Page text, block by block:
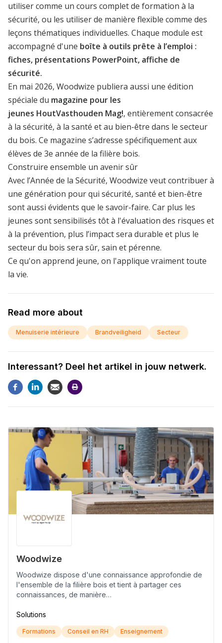
utiliser comme un cours complet de formation à la
sécurité, ou les utiliser de manière flexible comme des
leçons thématiques individuelles. Chaque module est
accompagné d'une boîte à outils prête à l’emploi :
fiches, présentations PowerPoint, affiche de
sécurité.
En mai 2026, Woodwize publiera aussi une édition
spéciale du magazine pour les
jeunes HoutVasthouden Mag!, entièrement consacrée
à la sécurité, à la santé et au bien-être dans le secteur
du bois. Ce magazine s’adresse spécifiquement aux
élèves de 3e année de la filière bois.
Construire ensemble un avenir sûr
Avec l’Année de la Sécurité, Woodwize veut contribuer à
une génération pour qui sécurité, santé et bien-être
sont aussi évidents que le savoir-faire. Car plus les
jeunes sont sensibilisés tôt à l'évaluation des risques et
à la prévention, plus l’impact sera durable et plus le
secteur du bois sera sûr, sain et pérenne.
Ce qu'on apprend jeune, on l'applique vraiment toute
la vie.
Read more about
Menuiserie intérieure Brandveiligheid Secteur
Interessant? Deel het artikel in jouw netwerk.
Woodwize
Woodwize dispose d'une connaissance approfondie de
l'ensemble de la filière bois et tient à partager ces
connaissances, de manière…
Solutions
Formations Conseil en RH Enseignement